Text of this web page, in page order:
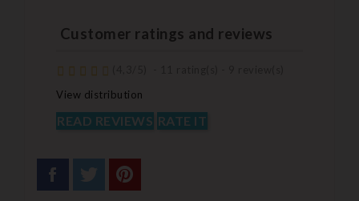
Customer ratings and reviews
View distribution
READ REVIEWS RATE IT